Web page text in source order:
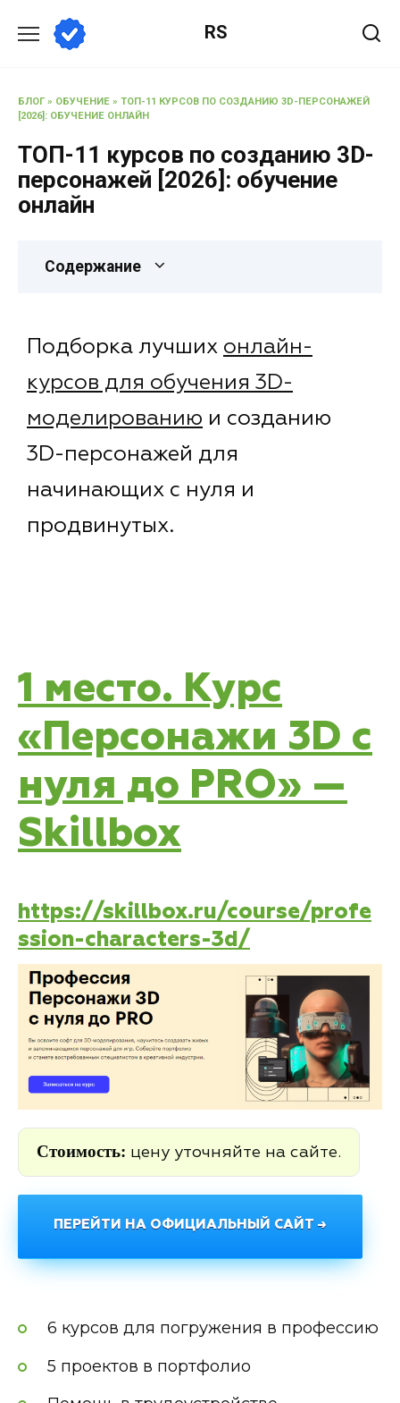
RS
БЛОГ» ОБУЧЕНИЕ » ТОП-11 КУРСОВ ПО СОЗДАНИЮ 3D-ПЕРСОНАЖЕЙ
[2026]: ОБУЧЕНИЕ ОНЛАЙН
ТОП-11 курсов по созданию 3D-
персонажей [2026]: обучение
онлайн
Содержание
Подборка лучших онлайн-
курсов для обучения 3D-
моделированию и созданию
3D-персонажей для
начинающих с нуля и
продвинутых.
1 место. Курс
«Персонажи 3D с
нуля до PRO» —
Skillbox
https://skillbox.ru/course/profe
ssion-characters-3d/
Стоимость: цену уточняйте на сайте.
ПЕРЕЙТИ НА ОФИЦИАЛЬНЫЙ САЙТ →
6 курсов для погружения в профессию
5 проектов в портфолио